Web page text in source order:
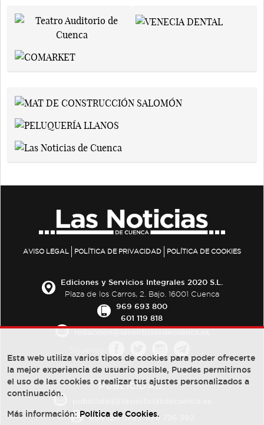
AVISO LEGAL POLÍTICA DE PRIVACIDAD POLÍTICA DE COOKIES
Ediciones y Servicios Integrales 2020 S.L.
Plaza de los Carros, 2. Bajo. 16001 Cuenca
969 693 800
601 119 818
PUBLICIDAD:
684 126 573/670 726 392
Esta web utiliza varios tipos de cookies para poder ofrecerte
la mejor experiencia de usuario posible, Puedes permitirnos
el uso de las cookies o realizar tus ajustes personalizados a
continuación.
Más información: Política de Cookies.